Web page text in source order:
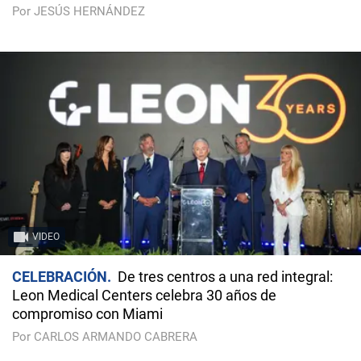
Por JESÚS HERNÁNDEZ
VIDEO
CELEBRACIÓN
De tres centros a una red integral:
Leon Medical Centers celebra 30 años de
compromiso con Miami
Por CARLOS ARMANDO CABRERA